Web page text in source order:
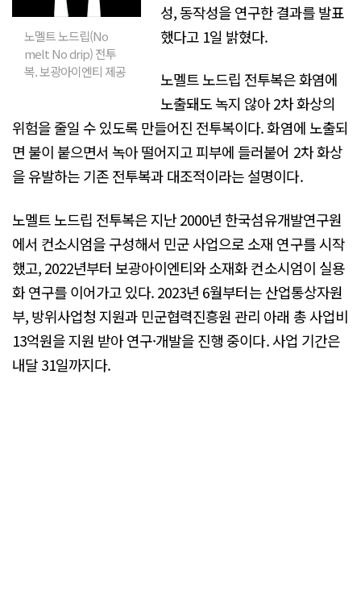
노멜트 노드립(No
melt No drip) 전투
복. 보광아이엔티 제공
성, 동작성을 연구한 결과를 발표
했다고 1일 밝혔다.
노멜트 노드립 전투복은 화염에
노출돼도 녹지 않아 2차 화상의
위험을 줄일 수 있도록 만들어진 전투복이다. 화염에 노출되
면 불이 붙으면서 녹아 떨어지고 피부에 들러붙어 2차 화상
을 유발하는 기존 전투복과 대조적이라는 설명이다.
노멜트 노드립 전투복은 지난 2000년 한국섬유개발연구원
에서 컨소시엄을 구성해서 민군 사업으로 소재 연구를 시작
했고, 2022년부터 보광아이엔티와 소재화 컨소시엄이 실용
화 연구를 이어가고 있다. 2023년 6월부터는 산업통상자원
부, 방위사업청 지원과 민군협력진흥원 관리 아래 총 사업비
13억원을 지원 받아 연구·개발을 진행 중이다. 사업 기간은
내달 31일까지다.